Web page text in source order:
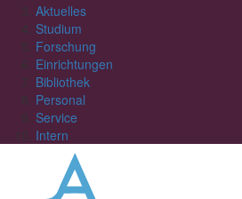
Aktuelles
Studium
Forschung
Einrichtungen
Bibliothek
Personal
Service
Intern